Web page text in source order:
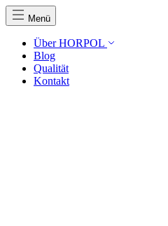
Menü
Über HORPOL
Blog
Qualität
Kontakt